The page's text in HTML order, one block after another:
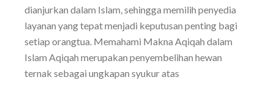
dianjurkan dalam Islam, sehingga memilih penyedia
layanan yang tepat menjadi keputusan penting bagi
setiap orangtua. Memahami Makna Aqiqah dalam
Islam Aqiqah merupakan penyembelihan hewan
ternak sebagai ungkapan syukur atas